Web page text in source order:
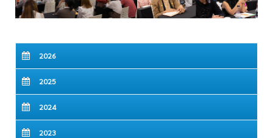
2026
2025
2024
2023